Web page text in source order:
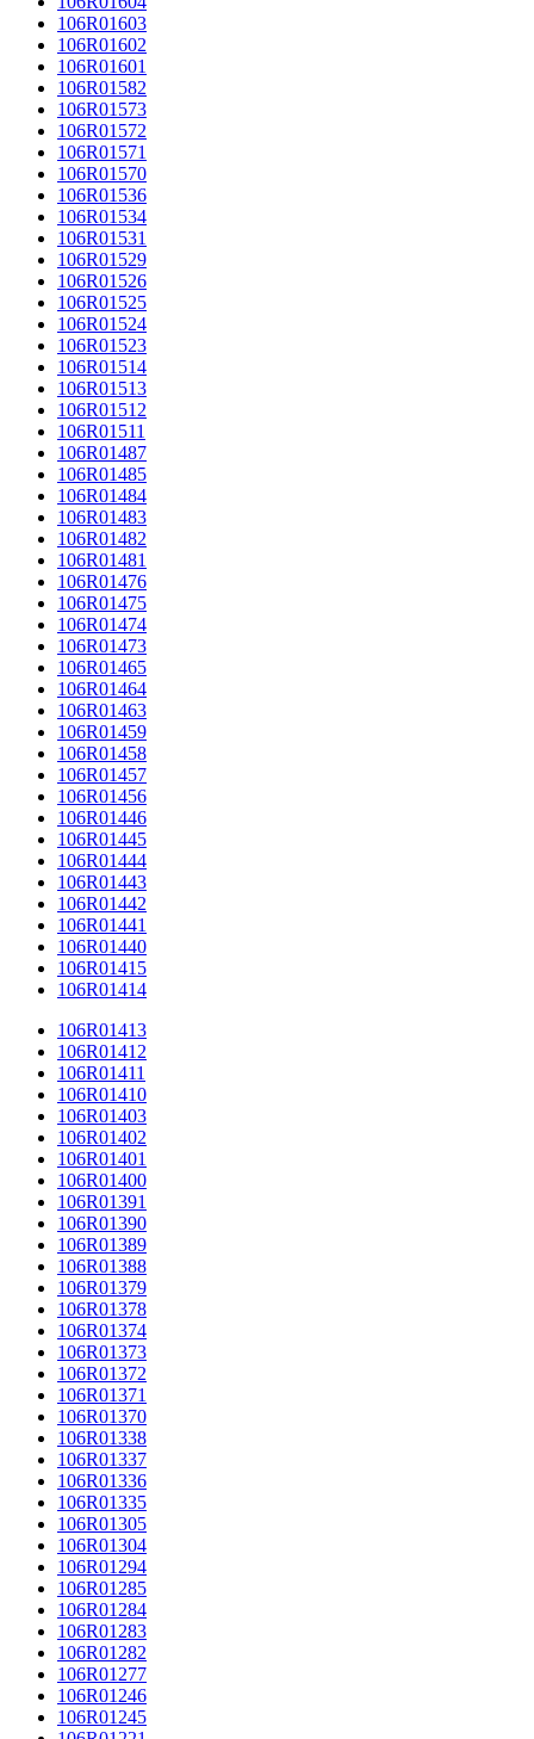
106R01603
106R01602
106R01601
106R01582
106R01573
106R01572
106R01571
106R01570
106R01536
106R01534
106R01531
106R01529
106R01526
106R01525
106R01524
106R01523
106R01514
106R01513
106R01512
106R01511
106R01487
106R01485
106R01484
106R01483
106R01482
106R01481
106R01476
106R01475
106R01474
106R01473
106R01465
106R01464
106R01463
106R01459
106R01458
106R01457
106R01456
106R01446
106R01445
106R01444
106R01443
106R01442
106R01441
106R01440
106R01415
106R01414
106R01413
106R01412
106R01411
106R01410
106R01403
106R01402
106R01401
106R01400
106R01391
106R01390
106R01389
106R01388
106R01379
106R01378
106R01374
106R01373
106R01372
106R01371
106R01370
106R01338
106R01337
106R01336
106R01335
106R01305
106R01304
106R01294
106R01285
106R01284
106R01283
106R01282
106R01277
106R01246
106R01245